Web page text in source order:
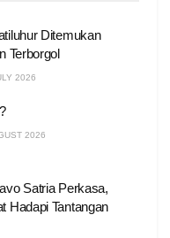
Ditemukan
Terborgol
2026
2026
Satria Perkasa,
Hadapi Tantangan